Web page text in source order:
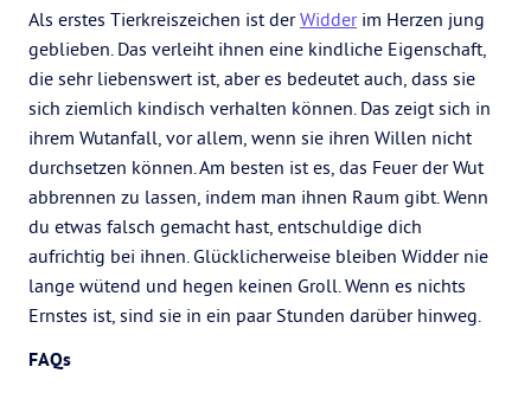
Als erstes Tierkreiszeichen ist derWidderim Herzen jung
geblieben. Das verleiht ihnen eine kindliche Eigenschaft,
die sehr liebenswert ist, aber es bedeutet auch, dass sie
sich ziemlich kindisch verhalten können. Das zeigt sich in
ihrem Wutanfall, vor allem, wenn sie ihren Willen nicht
durchsetzen können. Am besten ist es, das Feuer der Wut
abbrennen zu lassen, indem man ihnen Raum gibt. Wenn
du etwas falsch gemacht hast, entschuldige dich
aufrichtig bei ihnen. Glücklicherweise bleiben Widder nie
lange wütend und hegen keinen Groll. Wenn es nichts
Ernstes ist, sind sie in ein paar Stunden darüber hinweg.
FAQs